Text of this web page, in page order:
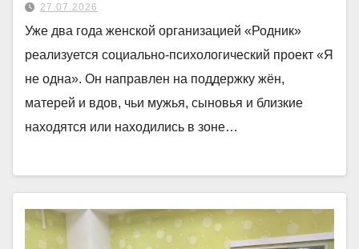
27.07.2026
Уже два года женской организацией «Родник»
реализуется социально-психологический проект «Я
не одна». Он направлен на поддержку жён,
матерей и вдов, чьи мужья, сыновья и близкие
находятся или находились в зоне…